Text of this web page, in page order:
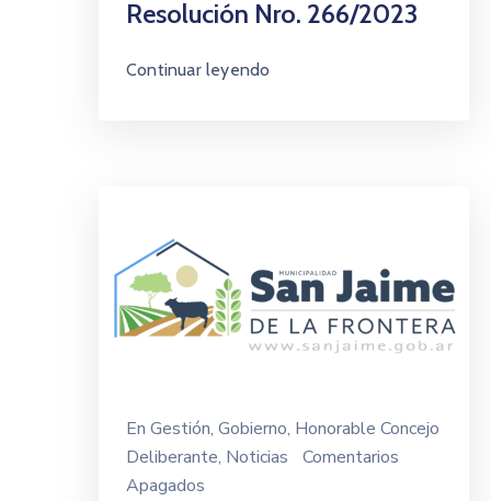
Resolución Nro. 266/2023
Continuar leyendo
En Gestión‚ Gobierno‚ Honorable Concejo
Deliberante‚ Noticias
Comentarios
Apagados